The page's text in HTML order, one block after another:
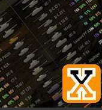
=> Вопросы
=> Свобода, равенство,
=> Свобода, равенство,
=> Где и как найти папку с